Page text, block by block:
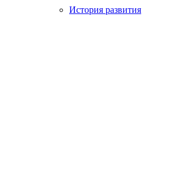
История развития